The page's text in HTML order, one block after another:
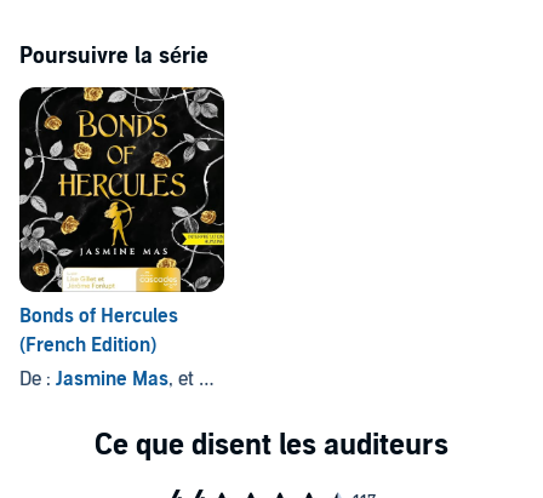
l’autre…
​​​TROPES :Morally Gray Alpha Heroes • Harem inversé • Extreme
Enemies to Lovers • War Academy • Gods and Monsters • Strong
female leader • Touch her and die • Élèves & professeurs • Who did
this to you ? • Stalker • Obsessed MMC
©2025 Editions du Seuil, sous la marque Verso (P)2025 Cascades
Poursuivre la série
Bonds of Hercules
(French Edition)
De : Jasmine Mas, et autres